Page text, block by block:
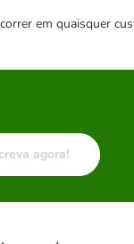
em quaisquer
agora!